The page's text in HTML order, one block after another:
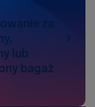
za
lub
bagaż